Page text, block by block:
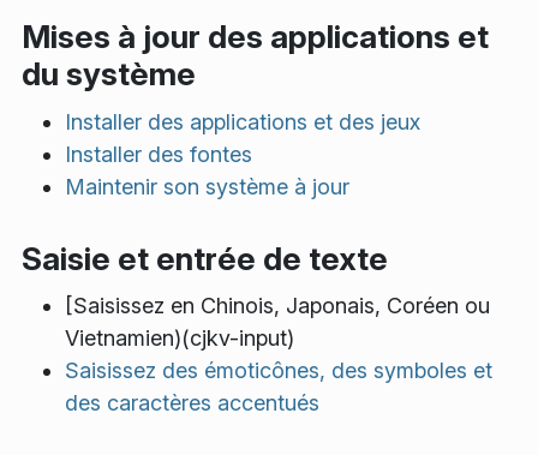
Mises à jour des applications et
du système
Installer des applications et des jeux
Installer des fontes
Maintenir son système à jour
Saisie et entrée de texte
[Saisissez en Chinois, Japonais, Coréen ou
Vietnamien)(cjkv-input)
Saisissez des émoticônes, des symboles et
des caractères accentués